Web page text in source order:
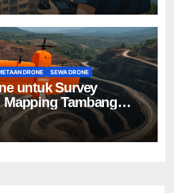
DRONE SEWA DRONE
untuk Survey
Mapping Tambang
Lebih Cepat & Akurat